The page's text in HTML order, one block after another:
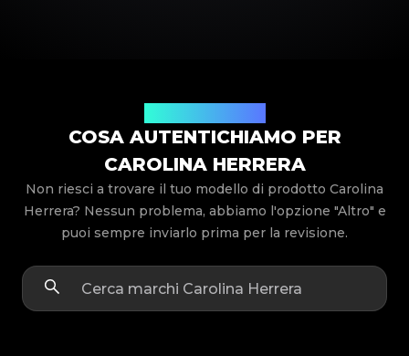
COSA AUTENTICHIAMO PER
CAROLINA HERRERA
Non riesci a trovare il tuo modello di prodotto Carolina
Herrera? Nessun problema, abbiamo l'opzione "Altro" e
puoi sempre inviarlo prima per la revisione.